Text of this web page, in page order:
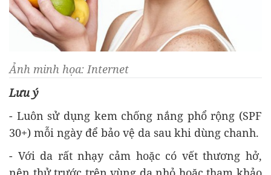
Ảnh minh họa: Internet
Lưu ý
- Luôn sử dụng kem chống nắng phổ rộng (SPF
30+) mỗi ngày để bảo vệ da sau khi dùng chanh.
- Với da rất nhạy cảm hoặc có vết thương hở,